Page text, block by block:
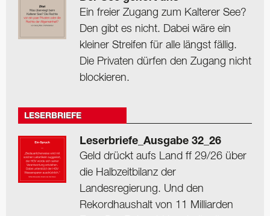
Ein freier Zugang zum Kalterer See?
Den gibt es nicht. Dabei wäre ein
kleiner Streifen für alle längst fällig.
Die Privaten dürfen den Zugang nicht
blockieren.
LESERBRIEFE
Leserbriefe_Ausgabe 32_26
Geld drückt aufs Land ff 29/26 über
die Halbzeitbilanz der
Landesregierung. Und den
Rekordhaushalt von 11 Milliarden